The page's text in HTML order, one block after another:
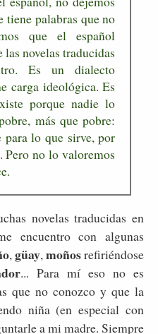
palabras que no
que el español
novelas traducidas
Es un dialecto
carga ideológica. Es
porque nadie lo
más que pobre:
para lo que sirve, por
Pero no lo valoremos
novelas traducidas en
encuentro con algunas
, güay, moñosrefiriéndose
... Para mí eso no es
que no conozco y que la
niña (en especial con
a mi madre. Siempre